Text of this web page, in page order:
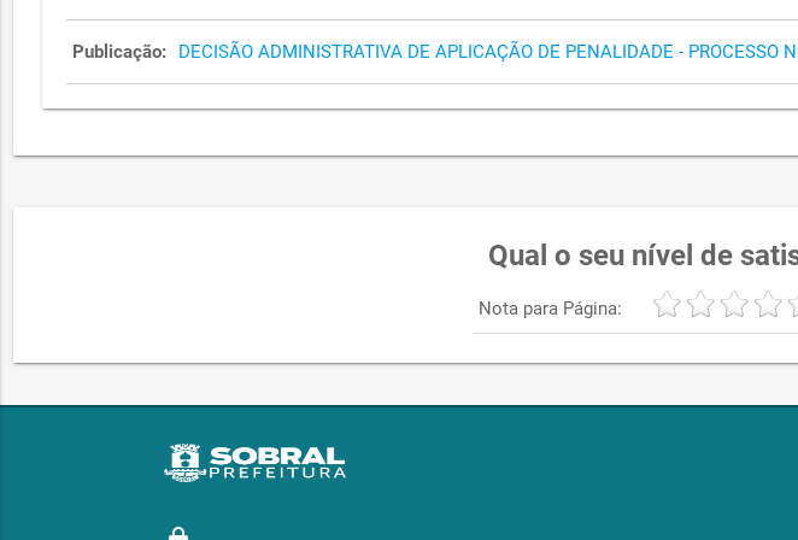
Publicação: DECISÃO ADMINISTRATIVA DE APLICAÇÃO DE PENALIDADE - PROCESSO
Qual o seu nível de
Nota para Página: